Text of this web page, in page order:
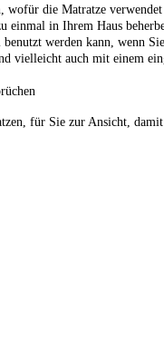
wofür die Matratze
in Ihrem Haus
benutzt werden kann, wenn
vielleicht auch mit einem
für Sie zur Ansicht,